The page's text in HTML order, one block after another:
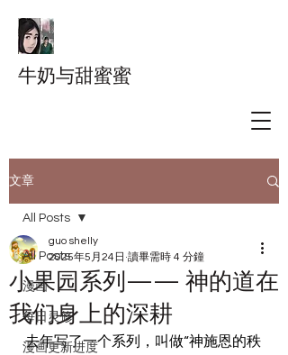
牛奶与甜蜜蜜
文章
All Posts
漫画
每日灵修
漫画更新进度
All Posts
小果园系列—— 神的道在
我们身上的深耕
guo shelly
2025年5月24日 讀畢需時 4 分鐘
去年写了一个系列，叫做“神施恩的秩